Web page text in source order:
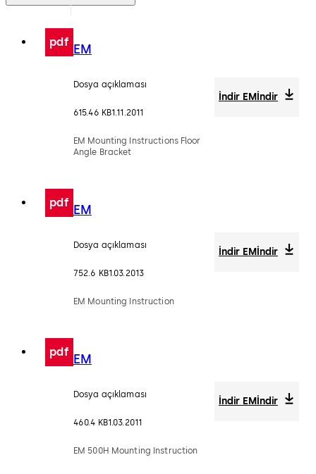
pdf EM
Dosya açıklaması
615.46 KB1.11.2011
EM Mounting Instructions Floor
Angle Bracket
İndir EMİndir
pdf EM
Dosya açıklaması
752.6 KB1.03.2013
EM Mounting Instruction
İndir EMİndir
pdf EM
Dosya açıklaması
460.4 KB1.03.2011
EM 500H Mounting Instruction
İndir EMİndir